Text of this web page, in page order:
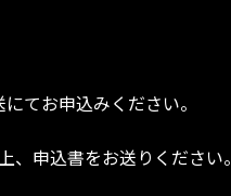
てお申込みください。
申込書をお送りください。